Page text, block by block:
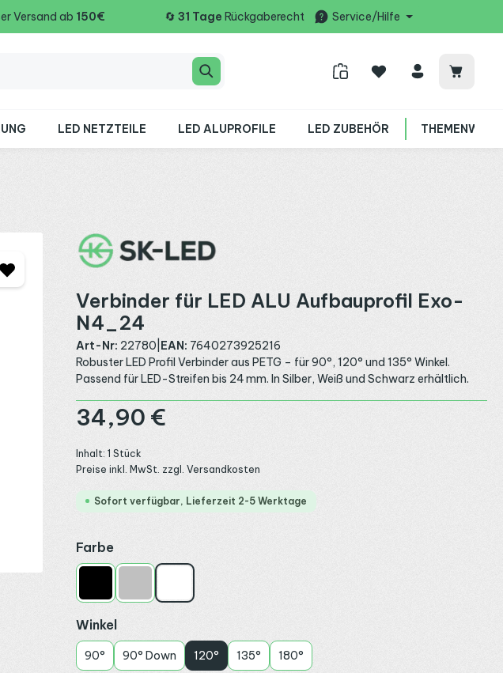
Versand ab 150€ 🔄 31 Tage Rückgaberecht Service/Hilfe
LED NETZTEILE LED ALUPROFILE LED ZUBEHÖR
Verbinder für LED ALU Aufbauprofil Exo-
N4_24
Art-Nr: 22780 EAN: 7640273925216
Robuster LED Profil Verbinder aus PETG – für 90°, 120° und 135° Winkel.
Passend für LED-Streifen bis 24 mm. In Silber, Weiß und Schwarz erhältlich.
Regulärer Preis:
34,90 €
Inhalt: 1 Stück
Preise inkl. MwSt. zzgl. Versandkosten
Sofort verfügbar, Lieferzeit 2-5 Werktage
Farbeauswählen
Winkelauswählen
90° 90° Down 120° 135° 180°